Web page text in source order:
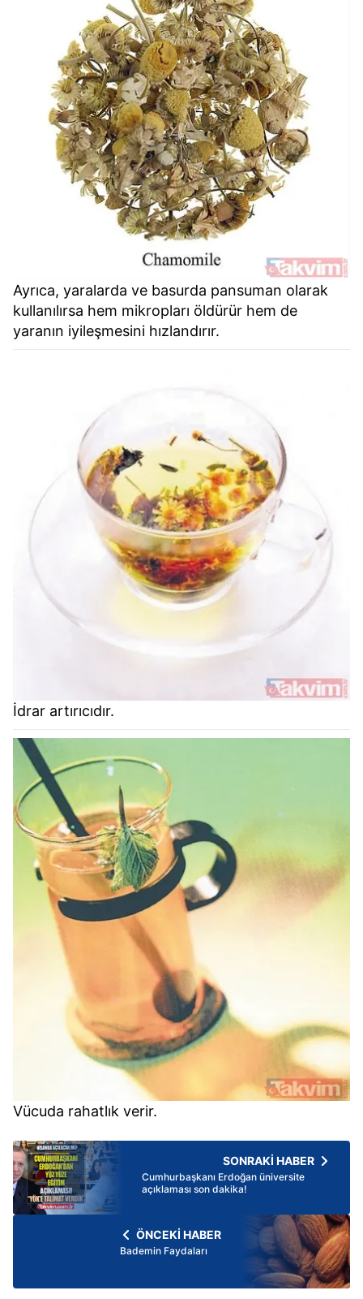
6698 sayılı Kişisel Verilerin Korunması Kanunu uyarınca
hazırlanmış Aydınlatma Metnimizi okumak ve sitemizde
ilgili mevzuata uygun olarak kullanılan çerezlerle ilgili bilgi
almak için lütfentıklayınız.
Ayrıca, yaralarda ve basurda pansuman olarak
kullanılırsa hem mikropları öldürür hem de
yaranın iyileşmesini hızlandırır.
İdrar artırıcıdır.
Vücuda rahatlık verir.
SONRAKİ HABER
Cumhurbaşkanı Erdoğan üniversite
açıklaması son dakika!
ÖNCEKİ HABER
Bademin Faydaları